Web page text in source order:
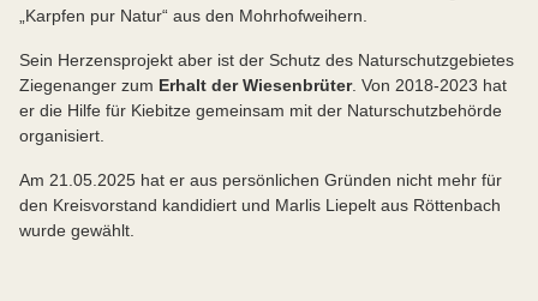
„Karpfen pur Natur“ aus den Mohrhofweihern.
Sein Herzensprojekt aber ist der Schutz des Naturschutzgebietes
Ziegenanger zum Erhalt der Wiesenbrüter. Von 2018-2023 hat
er die Hilfe für Kiebitze gemeinsam mit der Naturschutzbehörde
organisiert.
Am 21.05.2025 hat er aus persönlichen Gründen nicht mehr für
den Kreisvorstand kandidiert und Marlis Liepelt aus Röttenbach
wurde gewählt.